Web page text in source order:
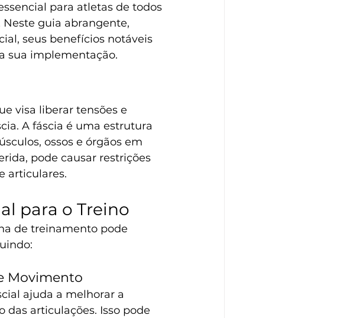
para atletas de todos
guia abrangente,
seus benefícios notáveis
sua implementação.
visa liberar tensões e
A fáscia é uma estrutura
ossos e órgãos em
pode causar restrições
articulares.
para o Treino
de treinamento pode
Movimento
ajuda a melhorar a
articulações. Isso pode